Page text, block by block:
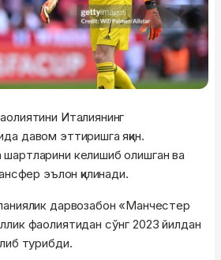
Италиянинг
давом эттиришга яқин.
келишиб олишган ва
эълон қилинади.
дарвозабон «Манчестер
фаолиятидан сўнг 2023 йилдан
турибди.